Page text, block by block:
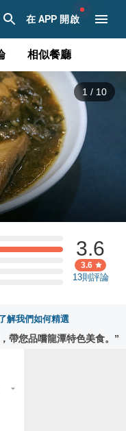
在 APP 開啟
相似餐廳
1 / 10
3.6
3.6
13則評論
解我們如何精選
帶您品嚐龍潭特色美食。 ”